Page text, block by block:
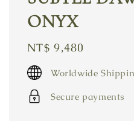
ONYX
Regular
price
NT$ 9,480
Worldwide
Secure payments